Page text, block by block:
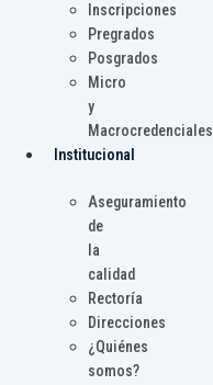
Inscripciones
Pregrados
Posgrados
Micro
y
Macrocredenciales
Institucional
Aseguramiento
de
la
calidad
Rectoría
Direcciones
¿Quiénes
somos?